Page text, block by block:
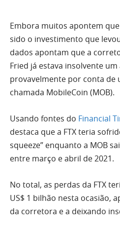
Embora muitos apontem
sido o investimento que
dados apontam que a
Fried já estava insolvente um
provavelmente por conta de
chamada MobileCoin (MOB).
Usando fontes do Financial
destaca que a FTX teria
squeeze” enquanto a MOB
entre março e abril de 2021.
No total, as perdas da FTX
US$ 1 bilhão nesta ocasião,
da corretora e a deixando